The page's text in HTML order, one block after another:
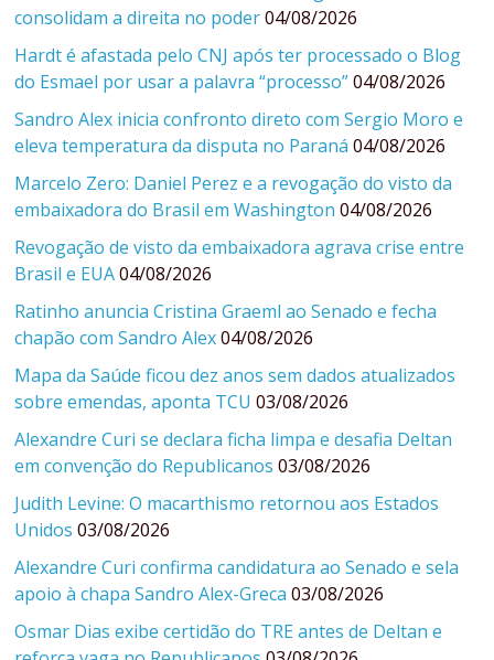
consolidam a direita no poder 04/08/2026
Hardt é afastada pelo CNJ após ter processado o Blog
do Esmael por usar a palavra “processo” 04/08/2026
Sandro Alex inicia confronto direto com Sergio Moro e
eleva temperatura da disputa no Paraná 04/08/2026
Marcelo Zero: Daniel Perez e a revogação do visto da
embaixadora do Brasil em Washington 04/08/2026
Revogação de visto da embaixadora agrava crise entre
Brasil e EUA 04/08/2026
Ratinho anuncia Cristina Graeml ao Senado e fecha
chapão com Sandro Alex 04/08/2026
Mapa da Saúde ficou dez anos sem dados atualizados
sobre emendas, aponta TCU 03/08/2026
Alexandre Curi se declara ficha limpa e desafia Deltan
em convenção do Republicanos 03/08/2026
Judith Levine: O macarthismo retornou aos Estados
Unidos 03/08/2026
Alexandre Curi confirma candidatura ao Senado e sela
apoio à chapa Sandro Alex-Greca 03/08/2026
Osmar Dias exibe certidão do TRE antes de Deltan e